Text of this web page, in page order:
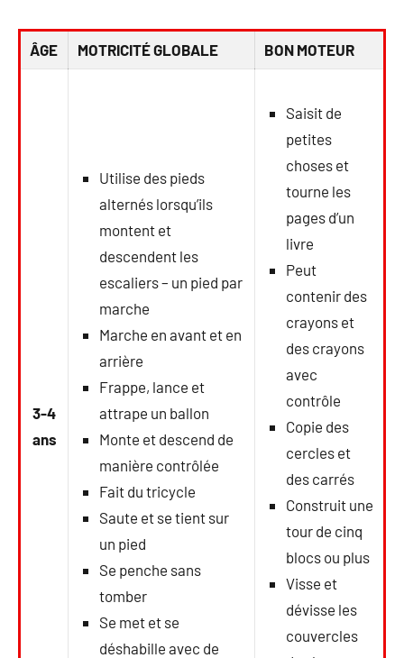
ÂGE MOTRICITÉ GLOBALE BON MOTEUR
3-4
ans
Utilise des pieds
alternés lorsqu’ils
montent et
descendent les
escaliers – un pied par
marche
Marche en avant et en
arrière
Frappe, lance et
attrape un ballon
Monte et descend de
manière contrôlée
Fait du tricycle
Saute et se tient sur
un pied
Se penche sans
tomber
Se met et se
déshabille avec de
Saisit de
petites
choses et
tourne les
pages d’un
livre
Peut
contenir des
crayons et
des crayons
avec
contrôle
Copie des
cercles et
des carrés
Construit une
tour de cinq
blocs ou plus
Visse et
dévisse les
couvercles